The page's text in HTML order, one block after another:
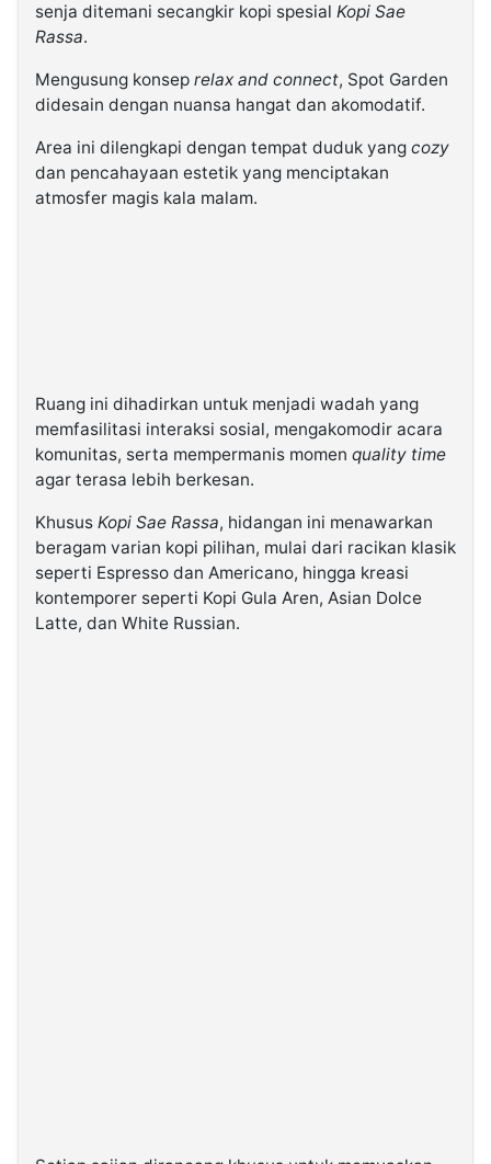
senja ditemani secangkir kopi spesial Kopi Sae
Rassa.
Mengusung konsep relax and connect, Spot Garden
didesain dengan nuansa hangat dan akomodatif.
Area ini dilengkapi dengan tempat duduk yang cozy
dan pencahayaan estetik yang menciptakan
atmosfer magis kala malam.
Ruang ini dihadirkan untuk menjadi wadah yang
memfasilitasi interaksi sosial, mengakomodir acara
komunitas, serta mempermanis momen quality time
agar terasa lebih berkesan.
Khusus Kopi Sae Rassa, hidangan ini menawarkan
beragam varian kopi pilihan, mulai dari racikan klasik
seperti Espresso dan Americano, hingga kreasi
kontemporer seperti Kopi Gula Aren, Asian Dolce
Latte, dan White Russian.